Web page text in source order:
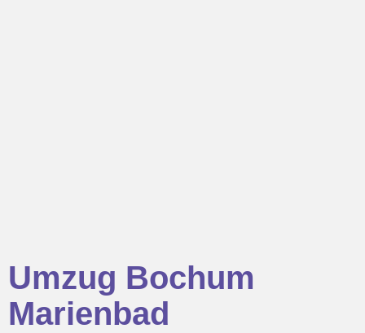
Umzug Bochum
Marienbad